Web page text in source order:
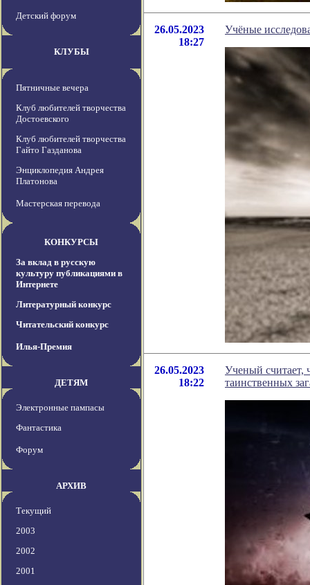
Детский форум
КЛУБЫ
Пятничные вечера
Клуб любителей творчества
Достоевского
Клуб любителей творчества
Гайто Газданова
Энциклопедия Андрея
Платонова
Мастерская перевода
КОНКУРСЫ
За вклад в русскую
культуру публикациями в
Интернете
Литературный конкурс
Читательский конкурс
Илья-Премия
ДЕТЯМ
Электронные пампасы
Фантастика
Форум
АРХИВ
Текущий
2003
2002
2001
26.05.2023
18:27
Учёные
26.05.2023
18:22
Ученый считает,
таинственных